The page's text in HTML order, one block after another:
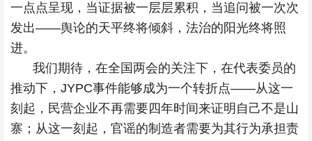
一点点呈现，当证据被一层层累积，当追问被一次次
发出——舆论的天平终将倾斜，法治的阳光终将照
进。
我们期待，在全国两会的关注下，在代表委员的
推动下，JYPC事件能够成为一个转折点——从这一
刻起，民营企业不再需要四年时间来证明自己不是山
寨；从这一刻起，官谣的制造者需要为其行为承担责